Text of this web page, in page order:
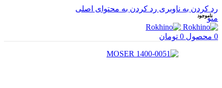
رد کردن به ناوبری رد کردن به محتوای اصلی
منو
0 محصول 0 تومان
ناموجود